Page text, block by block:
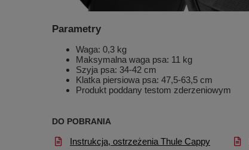
Parametry
Waga: 0,3 kg
Maksymalna waga psa: 11 kg
Szyja psa: 34-42 cm
Klatka piersiowa psa: 47,5-63,5 cm
Produkt poddany testom zderzeniowym
DO POBRANIA
Instrukcja, ostrzeżenia Thule Cappy